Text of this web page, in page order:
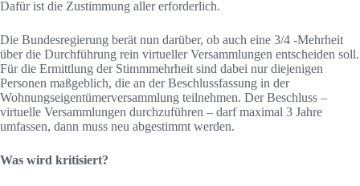
Dafür ist die Zustimmung aller erforderlich.
Die Bundesregierung berät nun darüber, ob auch eine 3/4 -Mehrheit
über die Durchführung rein virtueller Versammlungen entscheiden soll.
Für die Ermittlung der Stimmmehrheit sind dabei nur diejenigen
Personen maßgeblich, die an der Beschlussfassung in der
Wohnungseigentümerversammlung teilnehmen. Der Beschluss –
virtuelle Versammlungen durchzuführen – darf maximal 3 Jahre
umfassen, dann muss neu abgestimmt werden.
Was wird kritisiert?